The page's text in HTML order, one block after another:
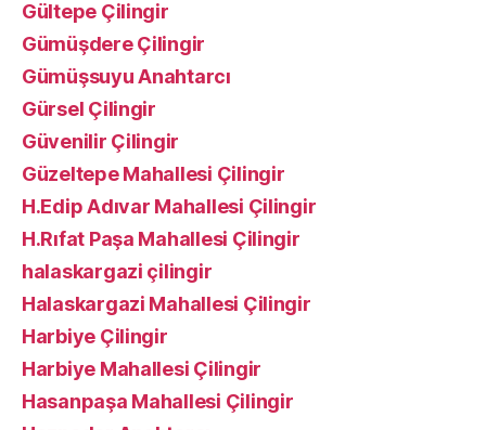
Gültepe Çilingir
Gümüşdere Çilingir
Gümüşsuyu Anahtarcı
Gürsel Çilingir
Güvenilir Çilingir
Güzeltepe Mahallesi Çilingir
H.Edip Adıvar Mahallesi Çilingir
H.Rıfat Paşa Mahallesi Çilingir
halaskargazi çilingir
Halaskargazi Mahallesi Çilingir
Harbiye Çilingir
Harbiye Mahallesi Çilingir
Hasanpaşa Mahallesi Çilingir